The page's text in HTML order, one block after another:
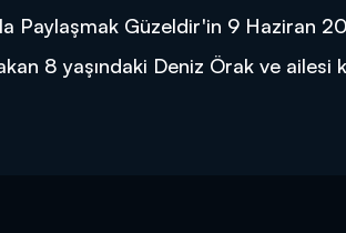
SONUÇLAR
Paylaşmak Güzeldir'in 9 Haziran
8 yaşındaki Deniz Örak ve ailesi